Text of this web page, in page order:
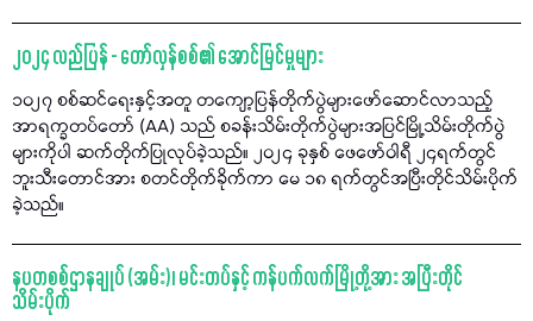
၂၀၂၄ လည်ပြန် - တော်လှန်စစ်၏ အောင်မြင်မှုများ
၁၀၂၇ စစ်ဆင်ရေးနှင့်အတူ တကျော့ပြန်တိုက်ပွဲများဖော်ဆောင်လာသည့်
အာရက္ခတပ်တော် (AA) သည် စခန်းသိမ်းတိုက်ပွဲများအပြင်မြို့သိမ်းတိုက်ပွဲ
များကိုပါ ဆက်တိုက်ပြုလုပ်ခဲ့သည်။ ၂၀၂၄ ခုနှစ် ဖေဖော်ဝါရီ ၂၄ရက်တွင်
ဘူးသီးတောင်အား စတင်တိုက်ခိုက်ကာ မေ ၁၈ ရက်တွင်အပြီးတိုင်သိမ်းပိုက်
ခဲ့သည်။
နပတစစ်ဌာနချုပ် (အမ်း)၊ မင်းတပ်နှင့် ကန်ပက်လက်မြို့တို့အား အပြီးတိုင်
သိမ်းပိုက်